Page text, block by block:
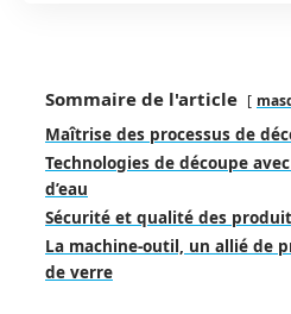
Sommaire de l'article
Maîtrise des processus de
Technologies de découpe
d’eau
Sécurité et qualité des
La machine-outil, un allié de
de verre